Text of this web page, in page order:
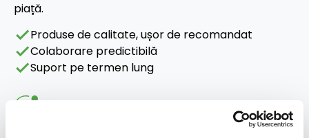
piață.
checkProduse de calitate, ușor de recomandat
checkColaborare predictibilă
checkSuport pe termen lung
O gamă variată de produse de cea mai bună